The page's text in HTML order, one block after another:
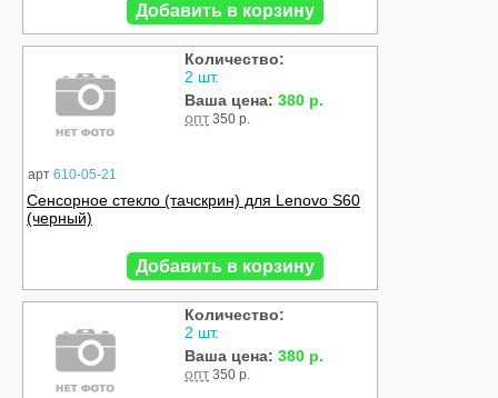
Добавить в корзину
арт 610-05-21
Количество:
2 шт.
Ваша цена: 380 р.
опт 350 р.
Сенсорное стекло (тачскрин) для Lenovo S60
(черный)
Добавить в корзину
Количество:
2 шт.
Ваша цена: 380 р.
опт 350 р.